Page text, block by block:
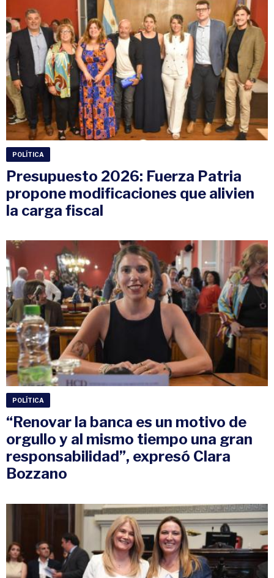
POLÍTICA
Presupuesto 2026: Fuerza Patria
propone modificaciones que alivien
la carga fiscal
POLÍTICA
“Renovar la banca es un motivo de
orgullo y al mismo tiempo una gran
responsabilidad”, expresó Clara
Bozzano